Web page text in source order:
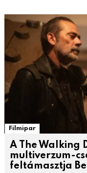
Filmipar
A The Walking
multiverzum-
feltámasztja